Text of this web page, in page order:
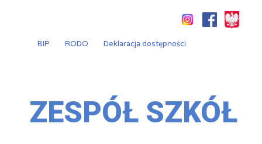
BIP
RODO Deklaracja dostępności
ZESPÓŁ SZKÓŁ